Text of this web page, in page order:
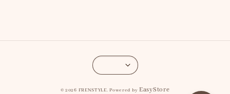
© 2026 FRENSTYLE. Powered by EasyStore